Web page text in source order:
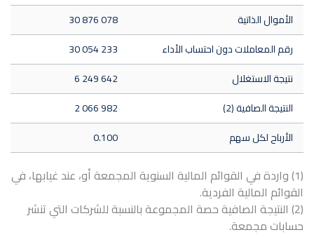
الأموال الذاتية
30 876 078
رقم المعاملات دون احتساب الأداء
30 054 233
نتيجة الاستغلال
6 249 642
النتيجة الصافية (2)
2 066 982
الأرباح لكل سهم
0.100
(1) واردة في القوائم المالية السنوية المجمعة أو، عند غيابها، في
القوائم المالية الفردية.
(2) النتيجة الصافية حصة المجموعة بالنسبة للشركات التي تنشر
حسابات مجمعة.